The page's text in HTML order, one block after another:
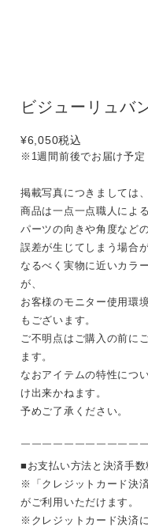
ビジューリュバ
¥6,050税込
※1週間前後でお届け予定
掲載写真につきましては
商品は一点一点職人によ
パーツの向きや角度など
誤差が生じてしまう場合
なるべく実物に近いカラ
が、
お客様のモニター使用環
もございます。
ご不明点はご購入の前に
ます。
なおアイテムの特性につ
け出来かねます。
予めご了承ください。
￣￣￣￣￣￣￣￣￣￣￣
■お支払い方法と決済手数
※「クレジットカード決
がご利用いただけます。
※クレジットカード決済